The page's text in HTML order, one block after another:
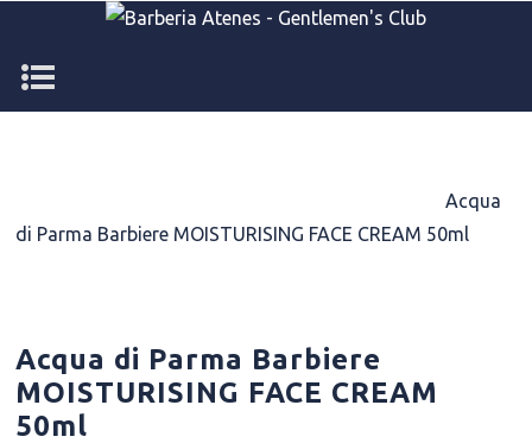
/Acqua
di Parma Barbiere MOISTURISING FACE CREAM 50ml
Acqua di Parma Barbiere
MOISTURISING FACE CREAM
50ml